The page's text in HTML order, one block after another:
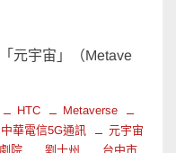
元宇宙」（Metave
HTC
Metaverse
中華電信5G通訊
元宇宙
劇院 劉士州
台中市